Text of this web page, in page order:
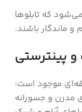
که تابلوها
و ماندگار باشند.
پینترستی
موجود است:
و جسورانه